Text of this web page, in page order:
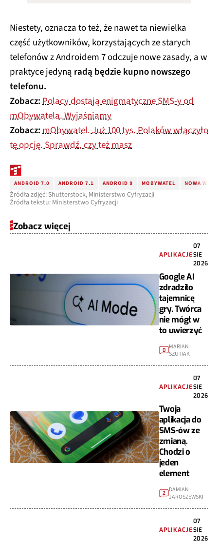
Niestety, oznacza to też, że nawet ta niewielka
część użytkowników, korzystających ze starych
telefonów z Androidem 7 odczuje nowe zasady, a w
praktyce jedyną radą będzie kupno nowszego
telefonu.
Zobacz: Polacy dostają enigmatyczne SMS-y od
mObywatela. Wyjaśniamy
Zobacz: mObywatel. Już 100 tys. Polaków włączyło
tę opcję. Sprawdź, czy też masz
ANDROID 7.0 ANDROID 7.1 ANDROID 8 MOBYWATEL NOWA
Źródła zdjęć: Shutterstock, Ministerstwo Cyfryzacji
Źródła tekstu: Ministerstwo Cyfryzacji
Zobacz więcej
APLIKACJE
07
SIE
2026
Google AI
zdradziło
tajemnicę
gry. Twórca
nie mógł w
to uwierzyć
0 MARIAN
SZUTIAK
APLIKACJE
07
SIE
2026
Twoja
aplikacja do
SMS-ów ze
zmianą.
Chodzi o
jeden
element
2
DAMIAN
JAROSZEWSKI
APLIKACJE
07
SIE
2026